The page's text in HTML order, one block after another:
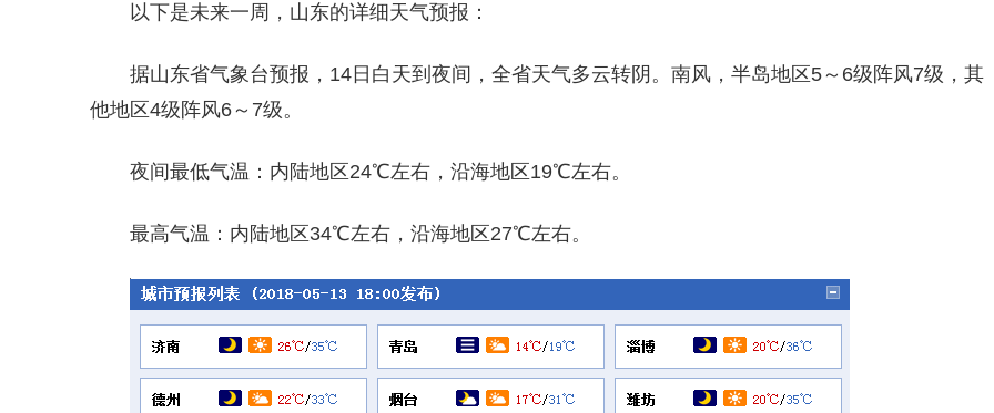
以下是未来一周，山东的详细天气预报：
据山东省气象台预报，14日白天到夜间，全省天气多云转阴。南风，半岛地区5～6级阵风7级，其
他地区4级阵风6～7级。
夜间最低气温：内陆地区24℃左右，沿海地区19℃左右。
最高气温：内陆地区34℃左右，沿海地区27℃左右。